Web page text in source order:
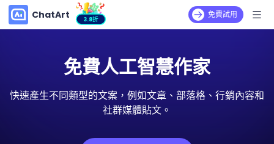
ChatArt 3.8折 免費試用
免費人工智慧作家
快速產生不同類型的文案，例如文章、部落格、行銷內容和
社群媒體貼文。